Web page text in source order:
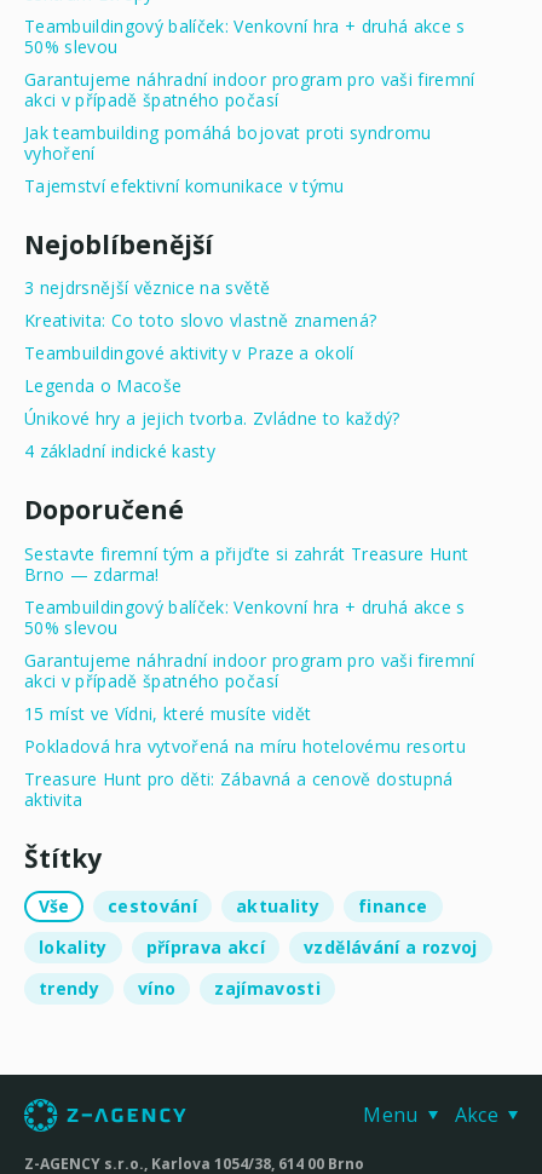
Teambuildingový balíček: Venkovní hra + druhá akce s
50% slevou
Garantujeme náhradní indoor program pro vaši firemní
akci v případě špatného počasí
Jak teambuilding pomáhá bojovat proti syndromu
vyhoření
Tajemství efektivní komunikace v týmu
Nejoblíbenější
3 nejdrsnější věznice na světě
Kreativita: Co toto slovo vlastně znamená?
Teambuildingové aktivity v Praze a okolí
Legenda o Macoše
Únikové hry a jejich tvorba. Zvládne to každý?
4 základní indické kasty
Doporučené
Sestavte firemní tým a přijďte si zahrát Treasure Hunt
Brno — zdarma!
Teambuildingový balíček: Venkovní hra + druhá akce s
50% slevou
Garantujeme náhradní indoor program pro vaši firemní
akci v případě špatného počasí
15 míst ve Vídni, které musíte vidět
Pokladová hra vytvořená na míru hotelovému resortu
Treasure Hunt pro děti: Zábavná a cenově dostupná
aktivita
Štítky
Vše cestování aktuality
finance
lokality
příprava akcí
vzdělávání a rozvoj
trendy
víno zajímavosti
Menu Akce
Z-AGENCY s.r.o., Karlova 1054/38, 614 00 Brno